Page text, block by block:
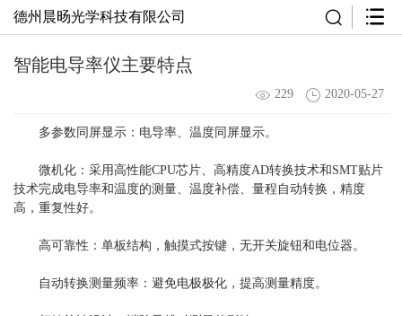
德州晨旸光学科技有限公司
智能电导率仪主要特点
229 2020-05-27
多参数同屏显示：电导率、温度同屏显示。
微机化：采用高性能CPU芯片、高精度AD转换技术和SMT贴片
技术完成电导率和温度的测量、温度补偿、量程自动转换，精度
高，重复性好。
高可靠性：单板结构，触摸式按键，无开关旋钮和电位器。
自动转换测量频率：避免电极极化，提高测量精度。